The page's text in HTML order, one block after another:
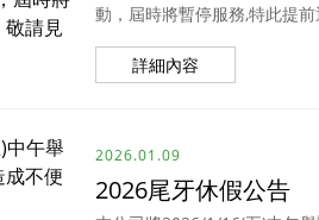
動，屆時將暫停服務,特此提
詳細內容
2026.01.09
2026尾牙休假公告